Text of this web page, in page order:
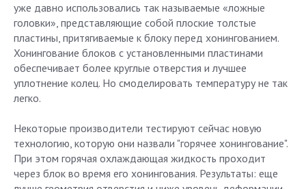
уже давно использовались так называемые «ложные
головки», представляющие собой плоские толстые
пластины, притягиваемые к блоку перед хонингованием.
Хонингование блоков с установленными пластинами
обеспечивает более круглые отверстия и лучшее
уплотнение колец. Но смоделировать температуру не так
легко.
Некоторые производители тестируют сейчас новую
технологию, которую они назвали "горячее хонингование".
При этом горячая охлаждающая жидкость проходит
через блок во время его хонингования. Результаты: еще